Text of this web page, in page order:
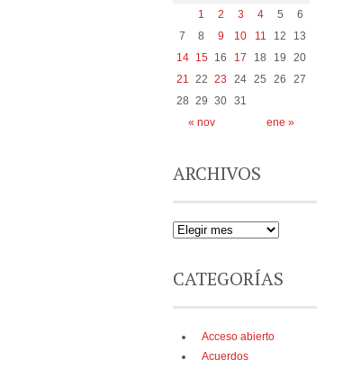
« nov ene »
1 2 3 4 5
6
7
8 9 10 11 12
13
14
15 16 17 18 19
20
21 22 23 24 25 26
27
28 29 30 31
ARCHIVOS
CATEGORÍAS
Acceso abierto
Acuerdos